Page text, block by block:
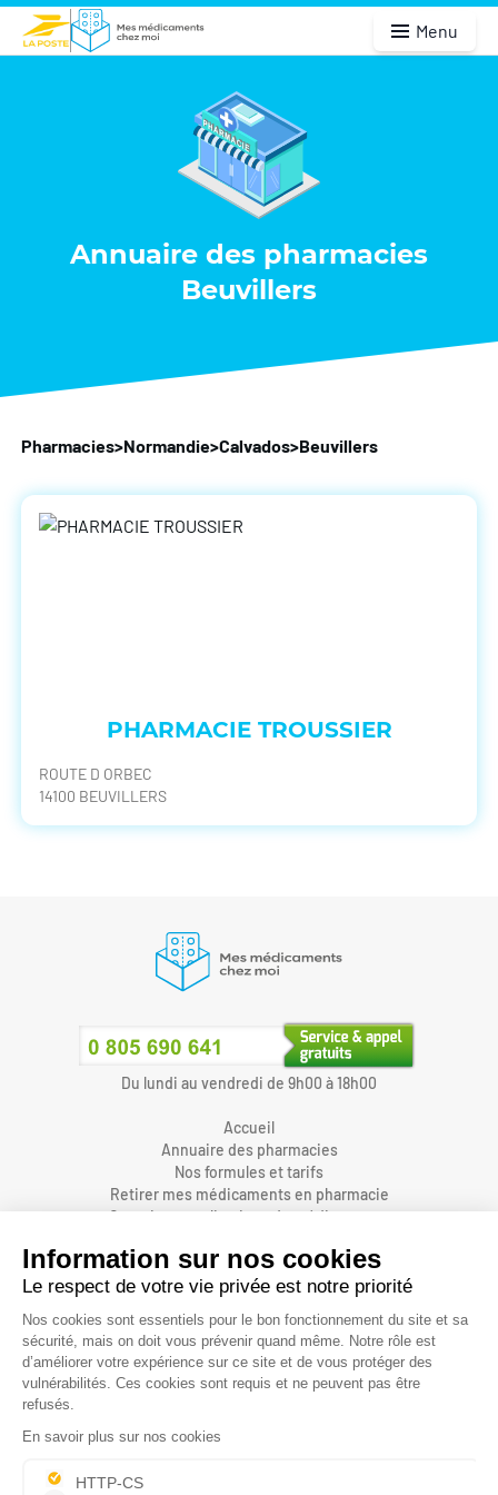
Menu
Annuaire des pharmacies
Beuvillers
Pharmacies>Normandie>Calvados>Beuvillers
PHARMACIE TROUSSIER
ROUTE D ORBEC
14100 BEUVILLERS
Du lundi au vendredi de 9h00 à 18h00
Accueil
Annuaire des pharmacies
Nos formules et tarifs
Retirer mes médicaments en pharmacie
Organiser une livraison de médicaments
Accès pharmaciens
Accès aidants
Aide et FAQ
Nous contacter
Accessibilité
Mentions légales
Protection des données personnelles